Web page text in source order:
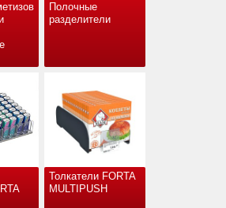
Полочные
разделители
Толкатели FORTA
MULTIPUSH